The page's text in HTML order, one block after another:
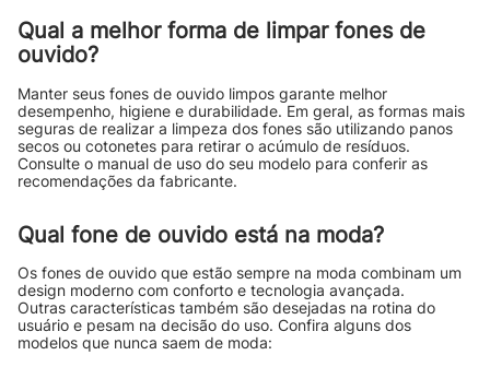
Qual a melhor forma de limpar fones de
ouvido?
Manter seus fones de ouvido limpos garante melhor
desempenho, higiene e durabilidade. Em geral, as formas mais
seguras de realizar a limpeza dos fones são utilizando panos
secos ou cotonetes para retirar o acúmulo de resíduos.
Consulte o manual de uso do seu modelo para conferir as
recomendações da fabricante.
Qual fone de ouvido está na moda?
Os fones de ouvido que estão sempre na moda combinam um
design moderno com conforto e tecnologia avançada.
Outras características também são desejadas na rotina do
usuário e pesam na decisão do uso. Confira alguns dos
modelos que nunca saem de moda: